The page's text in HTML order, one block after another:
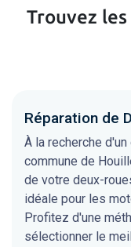
Trouvez
Réparation de
À la recherche
commune de
de votre deux-
idéale pour les
Profitez d'une
sélectionner le